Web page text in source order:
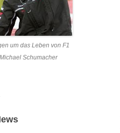
um das Leben von F1
Schumacher